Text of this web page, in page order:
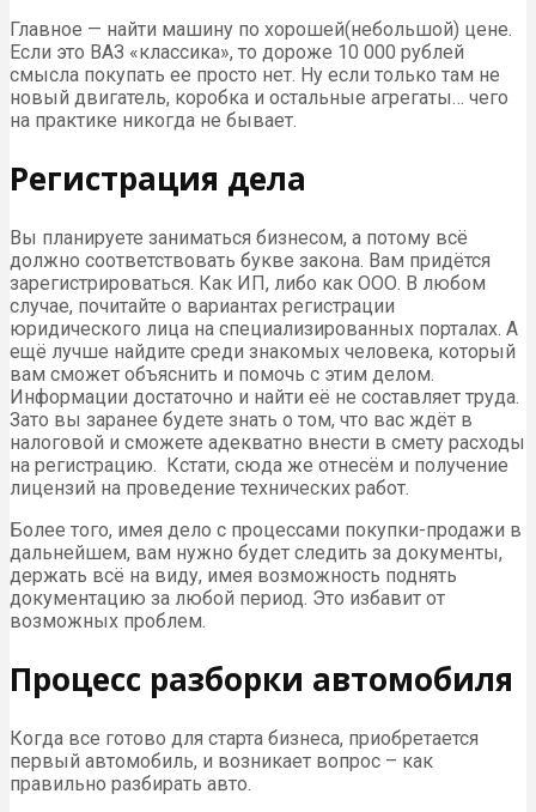
Главное — найти машину по хорошей(небольшой) цене.
Если это ВАЗ «классика», то дороже 10 000 рублей
смысла покупать ее просто нет. Ну если только там не
новый двигатель, коробка и остальные агрегаты… чего
на практике никогда не бывает.
Регистрация дела
Вы планируете заниматься бизнесом, а потому всё
должно соответствовать букве закона. Вам придётся
зарегистрироваться. Как ИП, либо как ООО. В любом
случае, почитайте о вариантах регистрации
юридического лица на специализированных порталах. А
ещё лучше найдите среди знакомых человека, который
вам сможет объяснить и помочь с этим делом.
Информации достаточно и найти её не составляет труда.
Зато вы заранее будете знать о том, что вас ждёт в
налоговой и сможете адекватно внести в смету расходы
на регистрацию. Кстати, сюда же отнесём и получение
лицензий на проведение технических работ.
Более того, имея дело с процессами покупки-продажи в
дальнейшем, вам нужно будет следить за документы,
держать всё на виду, имея возможность поднять
документацию за любой период. Это избавит от
возможных проблем.
Процесс разборки автомобиля
Когда все готово для старта бизнеса, приобретается
первый автомобиль, и возникает вопрос – как
правильно разбирать авто.